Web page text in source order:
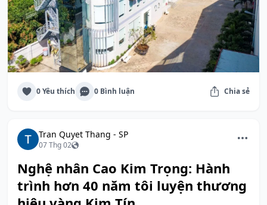
0 Yêu thích 0 Bình luận Chia sẻ
Tran Quyet Thang - SP
07 Thg 02
Nghệ nhân Cao Kim Trọng: Hành
trình hơn 40 năm tôi luyện thương